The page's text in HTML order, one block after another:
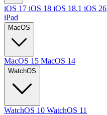
iOS 17 iOS 18 iOS 18.1 iOS 26
iPad
MacOS
MacOS 15 MacOS 14
WatchOS
WatchOS 10 WatchOS 11